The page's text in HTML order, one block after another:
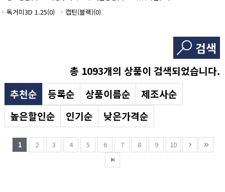
독거미3D 1.25(0)
캡틴(블랙)(0)
검색
총 1093개의 상품이 검색되었습니다.
추천순
등록순 상품이름순
제조사순
높은할인순
인기순 낮은가격순
1 2 3 4 5 6 7 8 9 10